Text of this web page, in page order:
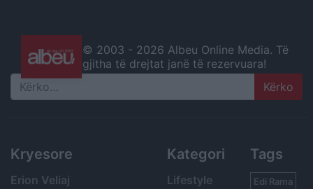
© 2003 - 2026 Albeu Online Media. Të
gjitha të drejtat janë të rezervuara!
Search
Kryesore
Erion Veliaj
Kategori
Lifestyle
Tags
Edi Rama